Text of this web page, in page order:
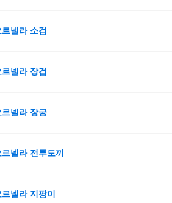
르넬라 소검
르넬라 장검
르넬라 장궁
르넬라 전투도끼
르넬라 지팡이